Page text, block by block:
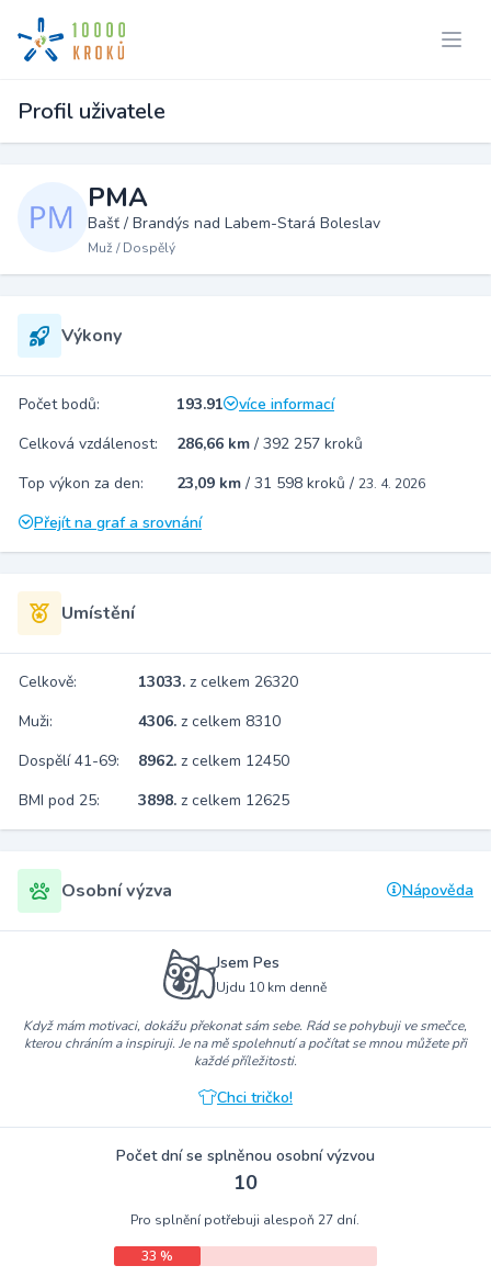
Profil uživatele
PMA
Bašť / Brandýs nad Labem-Stará Boleslav
Muž / Dospělý
Výkony
Počet bodů: 193.91
více informací
Celková vzdálenost:
286,66 km / 392 257 kroků
Top výkon za den:
23,09 km / 31 598 kroků / 23. 4. 2026
Přejít na graf a srovnání
Umístění
Celkově: 13033. z celkem 26320
Muži:
4306. z celkem 8310
Dospělí 41-69:
8962. z celkem 12450
BMI pod 25:
3898. z celkem 12625
Osobní výzva Nápověda
Jsem Pes
Ujdu 10 km denně
Když mám motivaci, dokážu překonat sám sebe. Rád se pohybuji ve smečce,
kterou chráním a inspiruji. Je na mě spolehnutí a počítat se mnou můžete při
každé příležitosti.
Chci tričko!
Počet dní se splněnou osobní výzvou
10
Pro splnění potřebuji alespoň 27 dní.
33 %